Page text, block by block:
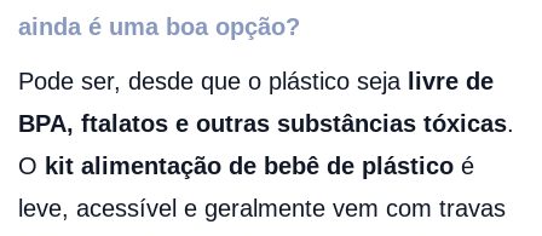
ainda é uma boa opção?
Pode ser, desde que o plástico seja livre de
BPA, ftalatos e outras substâncias tóxicas.
O kit alimentação de bebê de plástico é
leve, acessível e geralmente vem com travas